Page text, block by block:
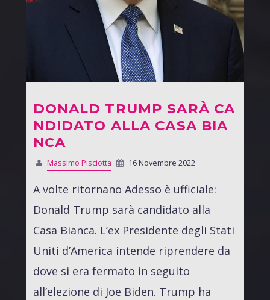
DONALD TRUMP SARÀ CA
NDIDATO ALLA CASA BIA
NCA
Massimo Pisciotta 16 Novembre 2022
A volte ritornano Adesso è ufficiale:
Donald Trump sarà candidato alla
Casa Bianca. L’ex Presidente degli Stati
Uniti d’America intende riprendere da
dove si era fermato in seguito
all’elezione di Joe Biden. Trump ha